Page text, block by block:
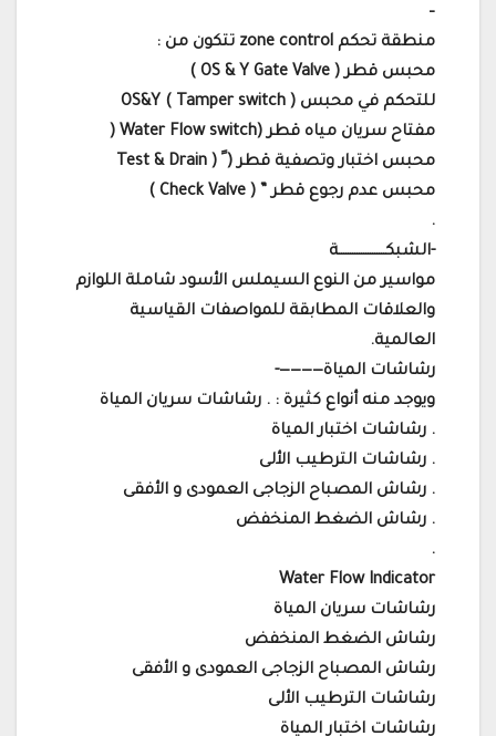
–
منطقة تحكم zone control تتكون من :
محبس قطر ( OS & Y Gate Valve )
للتحكم في محبس OS&Y ( Tamper switch )
مفتاح سريان مياه قطر (Water Flow switch (
محبس اختبار وتصفية قطر ( ً ( Test & Drain
محبس عدم رجوع قطر ” ( Check Valve )
.
-الشبكـــــــــــــــــــــة
مواسير من النوع السيملس الأسود شاملة اللوازم
والعلاقات المطابقة للمواصفات القياسية
العالمية.
رشاشات المياة————-
ويوجد منه أنواع كثيرة : . رشاشات سريان المياة
. رشاشات اختبار المياة
. رشاشات الترطيب الألى
. رشاش المصباح الزجاجى العمودى و الأفقى
. رشاش الضغط المنخفض
.
Water Flow Indicator
رشاشات سريان المياة
رشاش الضغط المنخفض
رشاش المصباح الزجاجى العمودى و الأفقى
رشاشات الترطيب الألى
رشاشات اختبار المياة